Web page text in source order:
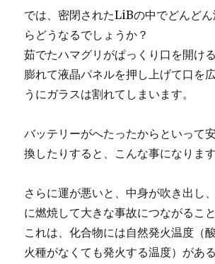
では、密閉されたLiBの中でどんど
らどうなるでしょうか？
茹でたハマグリがぱっくり口を開け
膨れて液晶パネルを押し上げて口を
うにガラスは割れてしまいます。
バッテリーがへたったからといって
換したりすると、こんな事になります
さらに運が悪いと、中身が吹き出し
に燃焼して大きな事故につながるこ
これは、化合物には自然発火温度（
火種がなくても発火する温度）があ